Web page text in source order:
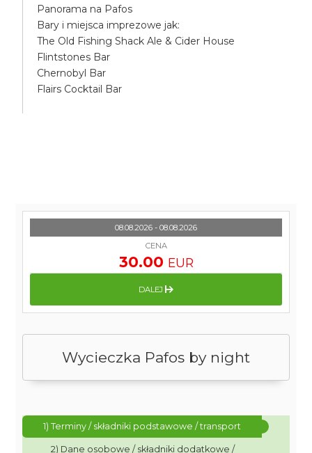
Panorama na Pafos
Bary i miejsca imprezowe jak:
The Old Fishing Shack Ale & Cider House
Flintstones Bar
Chernobyl Bar
Flairs Cocktail Bar
Wycieczka Pafos by night
1) Terminy / składniki podstawowe / transport
2) Dane osobowe / składniki dodatkowe /
08.08.2026 - 08.08.2026
CENA
30.00 EUR
DALEJ